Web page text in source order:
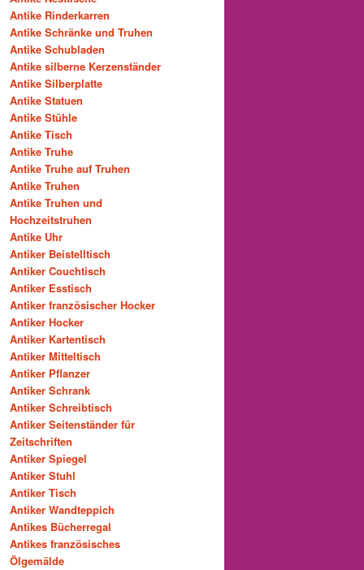
Antike Rinderkarren
Antike Schränke und Truhen
Antike Schubladen
Antike silberne Kerzenständer
Antike Silberplatte
Antike Statuen
Antike Stühle
Antike Tisch
Antike Truhe
Antike Truhe auf Truhen
Antike Truhen
Antike Truhen und
Hochzeitstruhen
Antike Uhr
Antiker Beistelltisch
Antiker Couchtisch
Antiker Esstisch
Antiker französischer Hocker
Antiker Hocker
Antiker Kartentisch
Antiker Mitteltisch
Antiker Pflanzer
Antiker Schrank
Antiker Schreibtisch
Antiker Seitenständer für
Zeitschriften
Antiker Spiegel
Antiker Stuhl
Antiker Tisch
Antiker Wandteppich
Antikes Bücherregal
Antikes französisches
Ölgemälde